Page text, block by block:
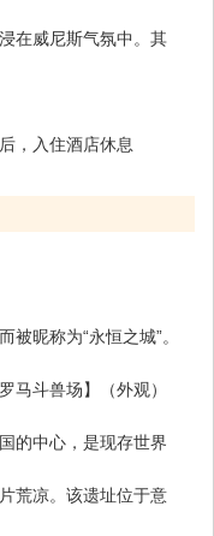
在威尼斯气氛中。其
，入住酒店休息
昵称为“永恒之城”。
马斗兽场】（外观）
的中心，是现存世界
荒凉。该遗址位于意